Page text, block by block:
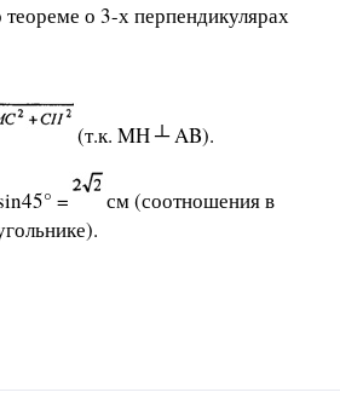
теореме о 3-х перпендикулярах
(т.к. MH ┴ AB).
=
см (соотношения в